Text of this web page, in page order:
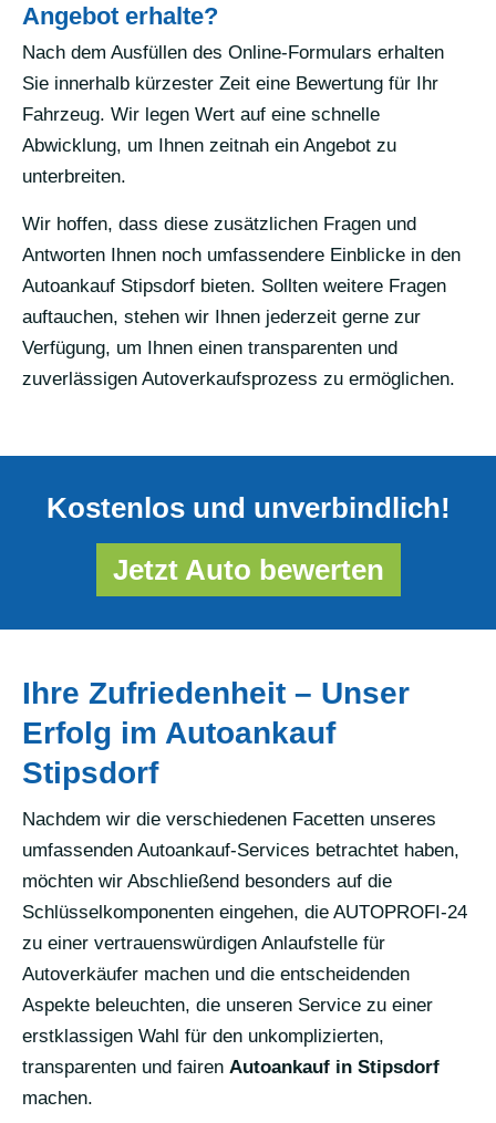
Angebot erhalte?
Nach dem Ausfüllen des Online-Formulars erhalten
Sie innerhalb kürzester Zeit eine Bewertung für Ihr
Fahrzeug. Wir legen Wert auf eine schnelle
Abwicklung, um Ihnen zeitnah ein Angebot zu
unterbreiten.
Wir hoffen, dass diese zusätzlichen Fragen und
Antworten Ihnen noch umfassendere Einblicke in den
Autoankauf Stipsdorf bieten. Sollten weitere Fragen
auftauchen, stehen wir Ihnen jederzeit gerne zur
Verfügung, um Ihnen einen transparenten und
zuverlässigen Autoverkaufsprozess zu ermöglichen.
Kostenlos und unverbindlich!
Jetzt Auto bewerten
Ihre Zufriedenheit – Unser
Erfolg im Autoankauf
Stipsdorf
Nachdem wir die verschiedenen Facetten unseres
umfassenden Autoankauf-Services betrachtet haben,
möchten wir Abschließend besonders auf die
Schlüsselkomponenten eingehen, die AUTOPROFI-24
zu einer vertrauenswürdigen Anlaufstelle für
Autoverkäufer machen und die entscheidenden
Aspekte beleuchten, die unseren Service zu einer
erstklassigen Wahl für den unkomplizierten,
transparenten und fairen Autoankauf in Stipsdorf
machen.